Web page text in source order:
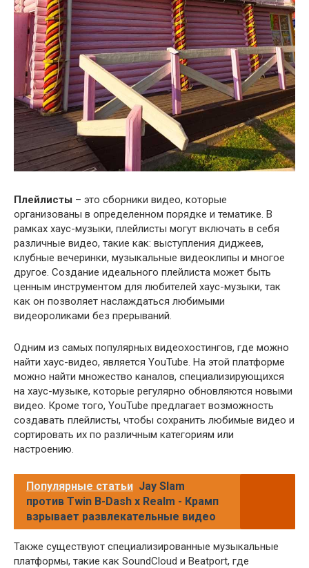
Плейлисты – это сборники видео, которые
организованы в определенном порядке и тематике. В
рамках хаус-музыки, плейлисты могут включать в себя
различные видео, такие как: выступления диджеев,
клубные вечеринки, музыкальные видеоклипы и многое
другое. Создание идеального плейлиста может быть
ценным инструментом для любителей хаус-музыки, так
как он позволяет наслаждаться любимыми
видеороликами без прерываний.
Одним из самых популярных видеохостингов, где можно
найти хаус-видео, является YouTube. На этой платформе
можно найти множество каналов, специализирующихся
на хаус-музыке, которые регулярно обновляются новыми
видео. Кроме того, YouTube предлагает возможность
создавать плейлисты, чтобы сохранить любимые видео и
сортировать их по различным категориям или
настроению.
Популярные статьи Jay Slam
против Twin B-Dash x Realm - Крамп
взрывает развлекательные видео
Также существуют специализированные музыкальные
платформы, такие как SoundCloud и Beatport, где